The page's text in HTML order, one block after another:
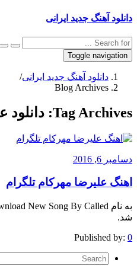
دانلود آهنگ جدید ایرانی
Toggle navigation
دانلود آهنگ جدید ایرانی/
Blog Archives
Tag Archives: دانلود
دسامبر 6, 2016
اهنگ علیرضا مهرکام تلگرام
شد.
Published by: 0